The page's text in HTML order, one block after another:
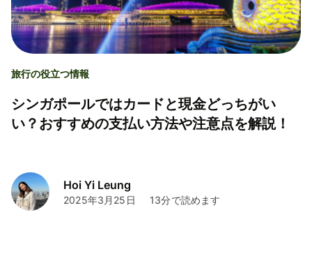
旅行の役立つ情報
シンガポールではカードと現金どっちがい
い？おすすめの支払い方法や注意点を解説！
Hoi Yi Leung
2025年3月25日 13分で読めます